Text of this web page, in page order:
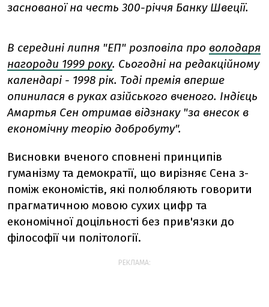
заснованої на честь 300-річчя Банку Швеції.
В середині липня "ЕП" розповіла про володаря
нагороди 1999 року. Сьогодні на редакційному
календарі - 1998 рік. Тоді премія вперше
опинилася в руках азійського вченого. Індієць
Амартья Сен отримав відзнаку "за внесок в
економічну теорію добробуту".
Висновки вченого сповнені принципів
гуманізму та демократії, що вирізняє Сена з-
поміж економістів, які полюбляють говорити
прагматичною мовою сухих цифр та
економічної доцільності без прив'язки до
філософії чи політології.
РЕКЛАМА: